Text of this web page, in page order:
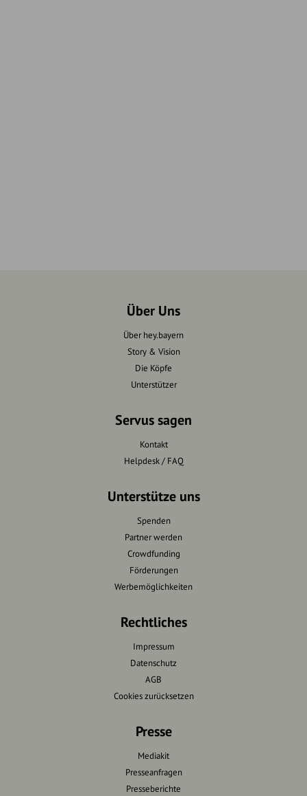
Über Uns
Über hey.bayern
Story & Vision
Die Köpfe
Unterstützer
Servus sagen
Kontakt
Helpdesk / FAQ
Unterstütze uns
Spenden
Partner werden
Crowdfunding
Förderungen
Werbemöglichkeiten
Rechtliches
Impressum
Datenschutz
AGB
Cookies zurücksetzen
Presse
Mediakit
Presseanfragen
Presseberichte